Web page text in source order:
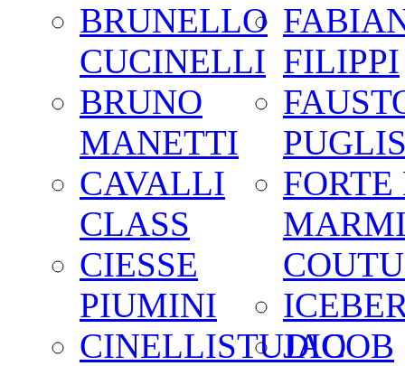
BRUNELLO
CUCINELLI
BRUNO
MANETTI
CAVALLI
CLASS
CIESSE
PIUMINI
CINELLISTUDIO
FILIPPI
FORTE
JACOB